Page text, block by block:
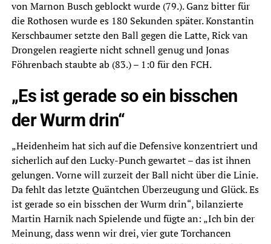
von Marnon Busch geblockt wurde (79.). Ganz bitter für
die Rothosen wurde es 180 Sekunden später. Konstantin
Kerschbaumer setzte den Ball gegen die Latte, Rick van
Drongelen reagierte nicht schnell genug und Jonas
Föhrenbach staubte ab (83.) – 1:0 für den FCH.
„Es ist gerade so ein bisschen
der Wurm drin“
„Heidenheim hat sich auf die Defensive konzentriert und
sicherlich auf den Lucky-Punch gewartet – das ist ihnen
gelungen. Vorne will zurzeit der Ball nicht über die Linie.
Da fehlt das letzte Quäntchen Überzeugung und Glück. Es
ist gerade so ein bisschen der Wurm drin“, bilanzierte
Martin Harnik nach Spielende und fügte an: „Ich bin der
Meinung, dass wenn wir drei, vier gute Torchancen